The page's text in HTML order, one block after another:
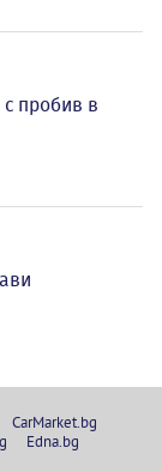
пробив в
CarMarket.bg
Edna.bg